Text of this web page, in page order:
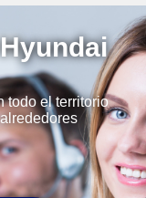
todo el territorio